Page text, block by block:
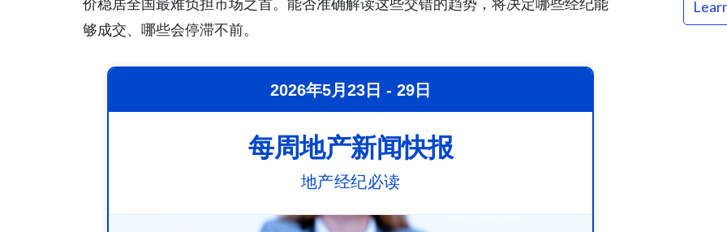
够成交、哪些会停滞不前。
2026年5月23日 - 29日
每周地产新闻快报
地产经纪必读